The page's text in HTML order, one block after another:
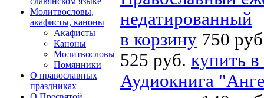
Молитвословы,
акафисты, каноны
Акафисты
Каноны
Молитвословы
Помянники
О православных
праздниках
недатированный
в корзину 750
525 руб. купить
Аудиокнига